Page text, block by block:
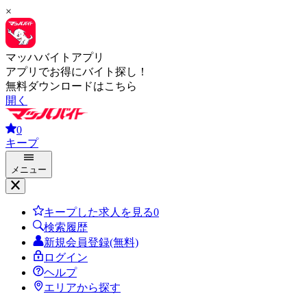
×
マッハバイトアプリ
アプリでお得にバイト探し！
無料ダウンロードはこちら
開く
0
キープ
メニュー
キープした求人を見る0
検索履歴
新規会員登録(無料)
ログイン
ヘルプ
エリアから探す